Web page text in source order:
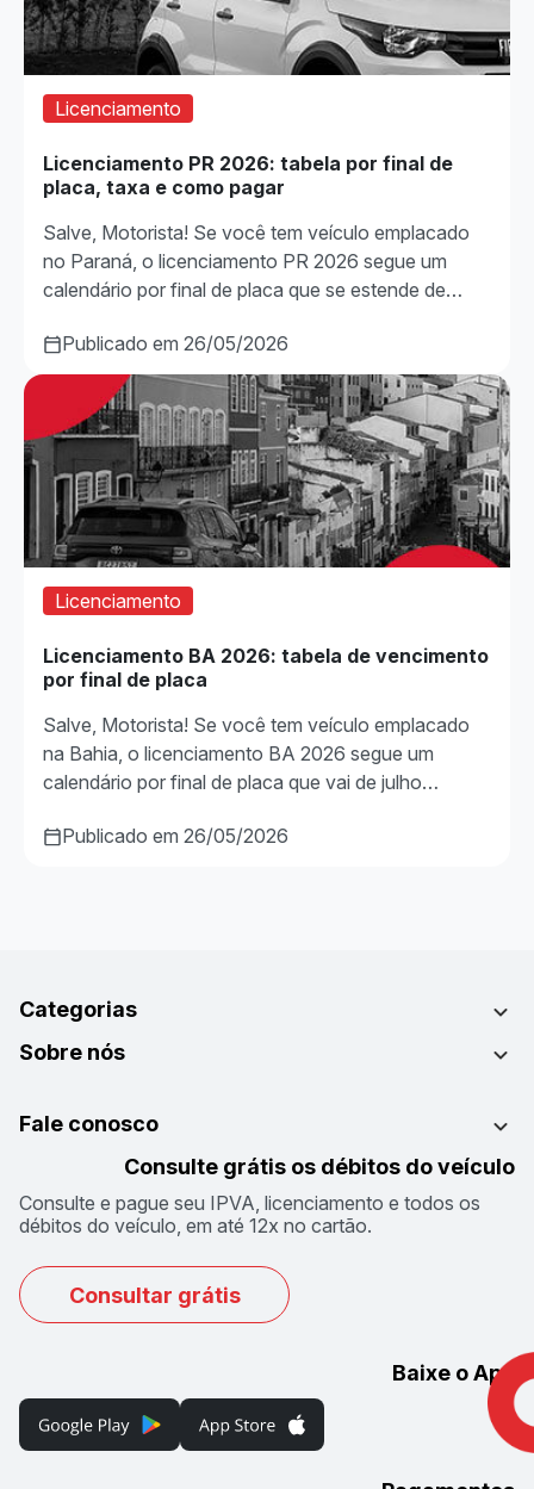
Licenciamento
Licenciamento PR 2026: tabela por final de
placa, taxa e como pagar
Salve, Motorista! Se você tem veículo emplacado
no Paraná, o licenciamento PR 2026 segue um
calendário por final de placa que se estende de…
Publicado em 26/05/2026
Licenciamento
Licenciamento BA 2026: tabela de vencimento
por final de placa
Salve, Motorista! Se você tem veículo emplacado
na Bahia, o licenciamento BA 2026 segue um
calendário por final de placa que vai de julho…
Publicado em 26/05/2026
Categorias
Sobre nós
Fale conosco
Consulte grátis os débitos do veículo
Consulte e pague seu IPVA, licenciamento e todos os
débitos do veículo, em até 12x no cartão.
Consultar grátis
Baixe o App